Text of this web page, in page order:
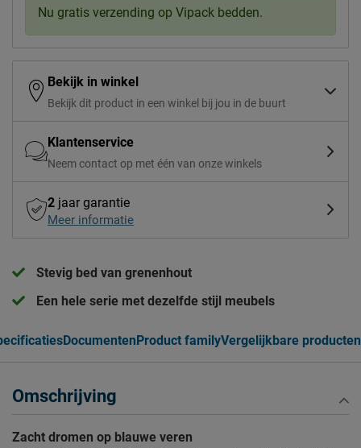
Nu gratis verzending op Vipack bedden.
Bekijk in winkel
Bekijk dit product in een winkel bij jou in de buurt
Klantenservice
Neem contact op met één van onze winkels
2 jaar garantie
Meer informatie
Stevig bed van grenenhout
Een hele serie met dezelfde stijl meubels
DocumentenProduct familyVergelijkbare producten
Omschrijving
Zacht dromen op blauwe veren